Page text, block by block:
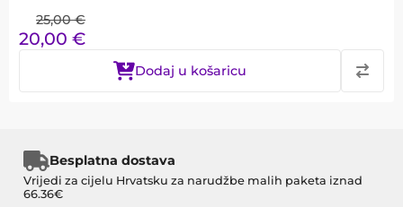
25,00 €
20,00 €
Dodaj u košaricu
Besplatna dostava
Vrijedi za cijelu Hrvatsku za narudžbe malih paketa iznad
66.36€